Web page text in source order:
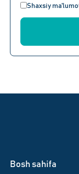
Shaxsiy
Bosh sahifa